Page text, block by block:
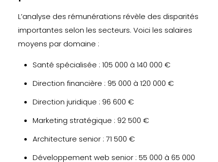
L’analyse des rémunérations révèle des disparités
importantes selon les secteurs. Voici les salaires
moyens par domaine :
Santé spécialisée : 105 000 à 140 000 €
Direction financière : 95 000 à 120 000 €
Direction juridique : 96 600 €
Marketing stratégique : 92 500 €
Architecture senior : 71 500 €
Développement web senior : 55 000 à 65 000